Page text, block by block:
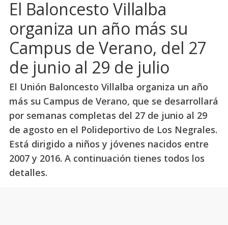
El Baloncesto Villalba
organiza un año más su
Campus de Verano, del 27
de junio al 29 de julio
El Unión Baloncesto Villalba organiza un año
más su Campus de Verano, que se desarrollará
por semanas completas del 27 de junio al 29
de agosto en el Polideportivo de Los Negrales.
Está dirigido a niños y jóvenes nacidos entre
2007 y 2016. A continuación tienes todos los
detalles.